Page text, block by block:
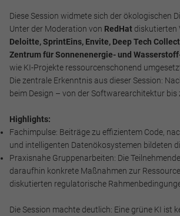
Diese Session widmete sich der ökologischen
Unter der Moderation von RedHat diskutierten
Deloitte, SprintEins, Envite, Deep Tech
Zentrum für Sonnenenergie- und
wie KI-Projekte ressourcenschonend
Die zentrale Erkenntnis aus dieser Session:
beim Design – von der Softwarearchitektur
Highlights:
Fachimpulse: Beiträge zu effizientem Code,
und intelligenten Datenökosystemen bildeten
Praxisnahe Gruppenarbeiten: Die
daraufhin konkrete Maßnahmen zur
diskutierten regulatorische
Die Session machte deutlich: Eine grüne KI ist
Notwendig
Diese werden für die Grundfunktionen der
und helfen dabei, unsere Website nutzbar
Zugriffe auf sichere Bereiche unserer
Cookie Informationen anzeigen
Marketing und Statistik
anonymes Tracking zu aktivieren. Hierbei